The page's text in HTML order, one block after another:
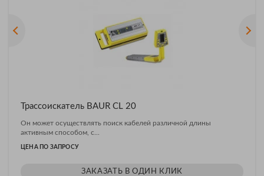
Трассоискатель BAUR CL 20
Он может осуществлять поиск кабелей различной длины
активным способом, с...
ЦЕНА ПО ЗАПРОСУ
ЗАКАЗАТЬ В ОДИН КЛИК